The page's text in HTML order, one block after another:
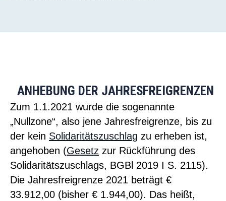
ANHEBUNG DER JAHRESFREIGRENZEN
Zum 1.1.2021 wurde die sogenannte
„Nullzone“, also jene Jahresfreigrenze, bis zu
der kein Solidaritätszuschlag zu erheben ist,
angehoben (Gesetz zur Rückführung des
Solidaritätszuschlags, BGBl 2019 I S. 2115).
Die Jahresfreigrenze 2021 beträgt €
33.912,00 (bisher € 1.944,00). Das heißt,